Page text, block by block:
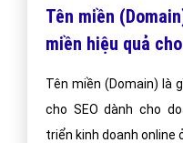
Tên miền
miền hiệu quả cho
Tên miền (Domain) là
cho SEO dành cho
triển kinh doanh online